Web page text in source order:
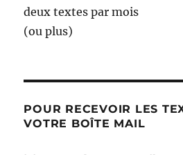
deux textes par mois
(ou plus)
POUR RECEVOIR LES
VOTRE BOÎTE MAIL